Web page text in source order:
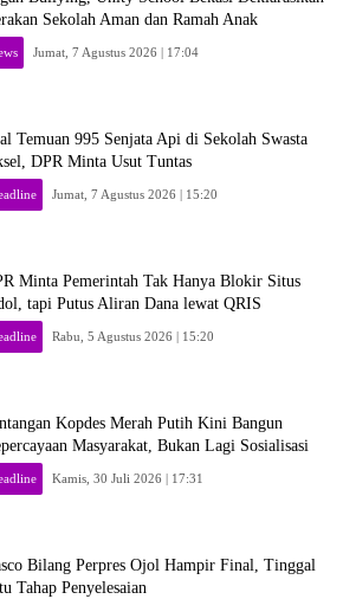
Sekolah Aman dan Ramah Anak
Jumat, 7 Agustus 2026 | 17:04
Temuan 995 Senjata Api di Sekolah Swasta
DPR Minta Usut Tuntas
Jumat, 7 Agustus 2026 | 15:20
Minta Pemerintah Tak Hanya Blokir Situs
tapi Putus Aliran Dana lewat QRIS
Rabu, 5 Agustus 2026 | 15:20
Kopdes Merah Putih Kini Bangun
Masyarakat, Bukan Lagi Sosialisasi
Kamis, 30 Juli 2026 | 17:31
Bilang Perpres Ojol Hampir Final, Tinggal
Tahap Penyelesaian